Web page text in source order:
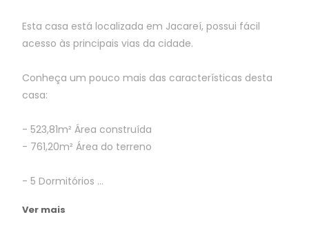
Esta casa está localizada em Jacareí, possui fácil
acesso às principais vias da cidade.
Conheça um pouco mais das características desta
casa:
- 523,81m² Área construída
- 761,20m² Área do terreno
- 5 Dormitórios ...
Ver mais